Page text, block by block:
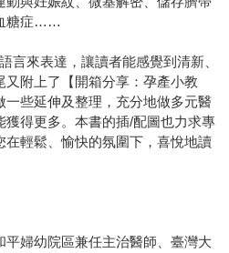
糖症……
言來表達，讓讀者能感覺到清新、
附上了【開箱分享：孕產小教
些延伸及整理，充分地做多元醫
得更多。本書的插/配圖也力求專
輕鬆、愉快的氛圍下，喜悅地讀
婦幼院區兼任主治醫師、臺灣大